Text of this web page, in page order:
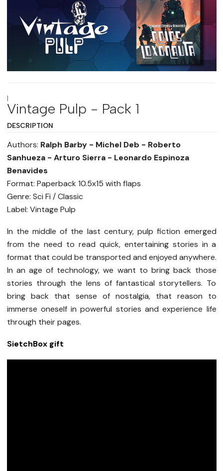
|
Vintage Pulp - Pack 1
DESCRIPTION
Authors: Ralph Barby - Michel Deb - Roberto
Sanhueza - Arturo Sierra - Leonardo Espinoza
Benavides
Format: Paperback 10.5x15 with flaps
Genre: Sci Fi / Classic
Label: Vintage Pulp
In the middle of the last century, pulp fiction emerged
from the need to read quick, entertaining stories in a
format that could be transported and enjoyed anywhere.
In an age of technology, we want to bring back those
stories through the lens of fantastical storytellers. To
bring back that sense of nostalgia, that reason to
immerse oneself in powerful stories and experience life
through their pages.
SietchBox gift